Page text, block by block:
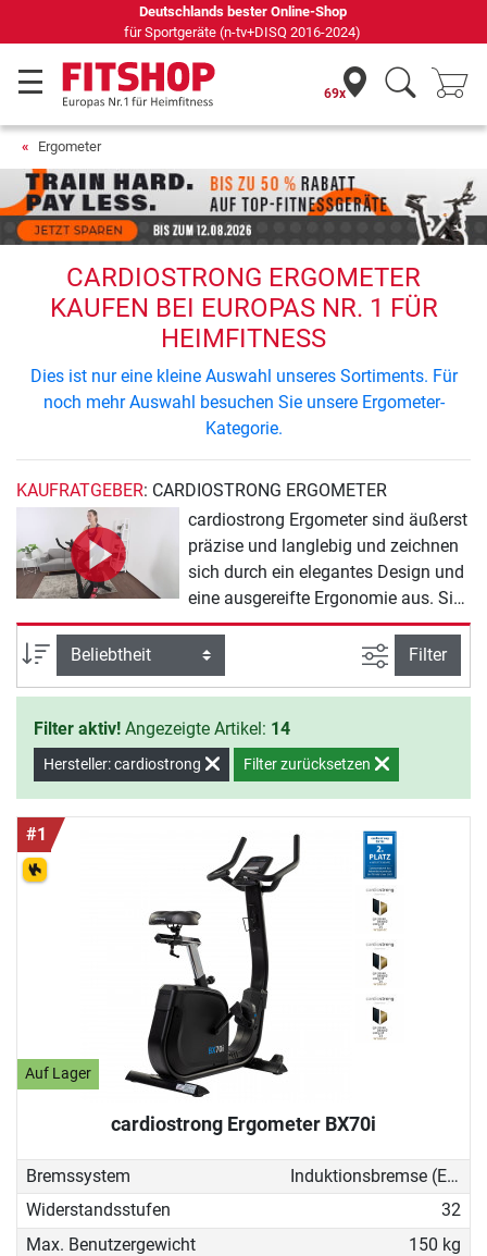
69 Fachmärkte vor Ort mit 75 eigenen Servicetechnikern
69x
Ergometer
CARDIOSTRONG ERGOMETER
KAUFEN BEI EUROPAS NR. 1 FÜR
HEIMFITNESS
Dies ist nur eine kleine Auswahl unseres Sortiments. Für
noch mehr Auswahl besuchen Sie unsere Ergometer-
Kategorie.
KAUFRATGEBER: CARDIOSTRONG ERGOMETER
cardiostrong Ergometer sind äußerst
präzise und langlebig und zeichnen
sich durch ein elegantes Design und
eine ausgereifte Ergonomie aus. Sie
ermöglichen Ihnen durch
verschiedene Programme ein
abwechslungsreiches Training. Die
Ergometer von cardiostrong besitzen
einen sehr angenehmen Rundlauf,
wodurch Sie zu sehr wertigen
Heimfitnessgeräten werden.
Sortierung Ansicht
Filter
Filter aktiv! Angezeigte Artikel: 14
Hersteller: cardiostrong Filter zurücksetzen
#1
Auf Lager
cardiostrong Ergometer BX70i
Bremssystem
Induktionsbremse (EMS)
Widerstandsstufen
32
Max. Benutzergewicht
150 kg